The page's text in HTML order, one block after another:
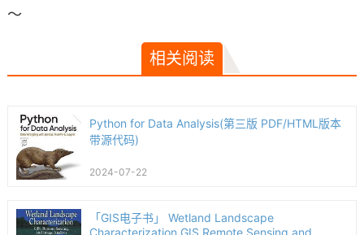
～
相关阅读
Python for Data Analysis(第三版 PDF/HTML版本
带源代码)
2024-07-22
「GIS电子书」 Wetland Landscape
Characterization GIS Remote Sensing and